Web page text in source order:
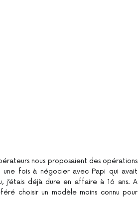
nous proposaient des opérations
une fois à négocier avec Papi qui avait
j’étais déjà dure en affaire à 16 ans. A
choisir un modèle moins connu pour